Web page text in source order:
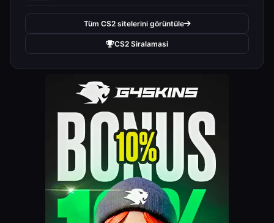
Tüm CS2 sitelerini görüntüle
CS2 Siralamasi